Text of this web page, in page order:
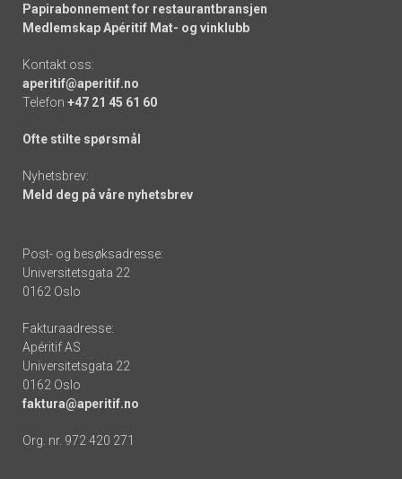
Papirabonnement for restaurantbransjen
Medlemskap Apéritif Mat- og vinklubb
Kontakt oss:
aperitif@aperitif.no
Telefon +47 21 45 61 60
Ofte stilte spørsmål
Nyhetsbrev:
Meld deg på våre nyhetsbrev
Post- og besøksadresse:
Universitetsgata 22
0162 Oslo
Fakturaadresse:
Apéritif AS
Universitetsgata 22
0162 Oslo
faktura@aperitif.no
Org. nr. 972 420 271